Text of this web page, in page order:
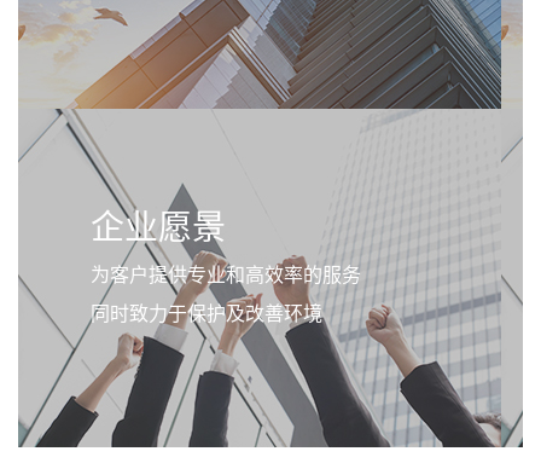
企业愿景
为客户提供专业和高效率的服务
同时致力于保护及改善环境